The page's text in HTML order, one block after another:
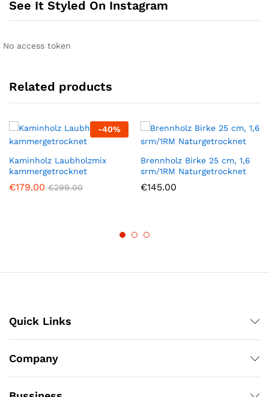
See It Styled On Instagram
No access token
Related products
-40%
Kaminholz Laubholzmix
kammergetrocknet
€179.00 €299.00
Brennholz Birke 25 cm, 1,6
srm/1RM Naturgetrocknet
€145.00
Quick Links
Company